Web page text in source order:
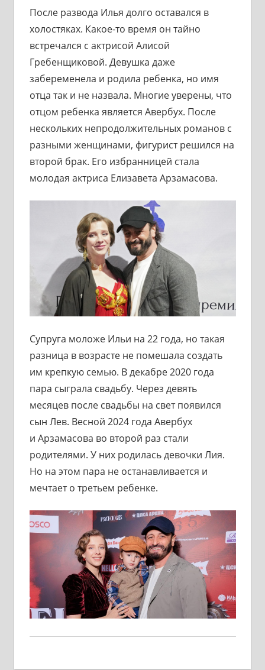
После развода Илья долго оставался в
холостяках. Какое-то время он тайно
встречался с актрисой Алисой
Гребенщиковой. Девушка даже
забеременела и родила ребенка, но имя
отца так и не назвала. Многие уверены, что
отцом ребенка является Авербух. После
нескольких непродолжительных романов с
разными женщинами, фигурист решился на
второй брак. Его избранницей стала
молодая актриса Елизавета Арзамасова.
Супруга моложе Ильи на 22 года, но такая
разница в возрасте не помешала создать
им крепкую семью. В декабре 2020 года
пара сыграла свадьбу. Через девять
месяцев после свадьбы на свет появился
сын Лев. Весной 2024 года Авербух
и Арзамасова во второй раз стали
родителями. У них родилась девочки Лия.
Но на этом пара не останавливается и
мечтает о третьем ребенке.